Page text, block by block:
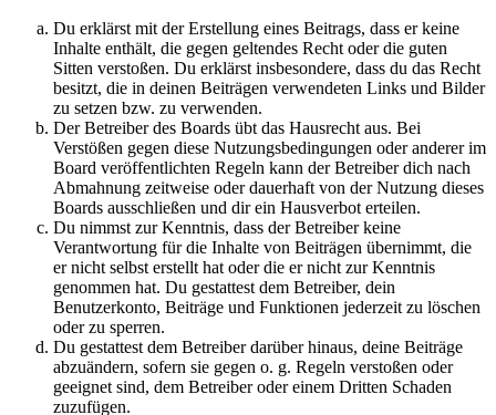
Du erklärst mit der Erstellung eines Beitrags, dass er keine
Inhalte enthält, die gegen geltendes Recht oder die guten
Sitten verstoßen. Du erklärst insbesondere, dass du das Recht
besitzt, die in deinen Beiträgen verwendeten Links und Bilder
zu setzen bzw. zu verwenden.
Der Betreiber des Boards übt das Hausrecht aus. Bei
Verstößen gegen diese Nutzungsbedingungen oder anderer im
Board veröffentlichten Regeln kann der Betreiber dich nach
Abmahnung zeitweise oder dauerhaft von der Nutzung dieses
Boards ausschließen und dir ein Hausverbot erteilen.
Du nimmst zur Kenntnis, dass der Betreiber keine
Verantwortung für die Inhalte von Beiträgen übernimmt, die
er nicht selbst erstellt hat oder die er nicht zur Kenntnis
genommen hat. Du gestattest dem Betreiber, dein
Benutzerkonto, Beiträge und Funktionen jederzeit zu löschen
oder zu sperren.
Du gestattest dem Betreiber darüber hinaus, deine Beiträge
abzuändern, sofern sie gegen o. g. Regeln verstoßen oder
geeignet sind, dem Betreiber oder einem Dritten Schaden
zuzufügen.